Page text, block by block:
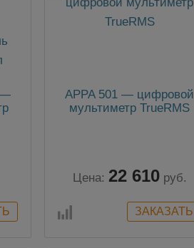
—
APPA 501 — цифровой
мультиметр TrueRMS
Цена: 22 610 руб.